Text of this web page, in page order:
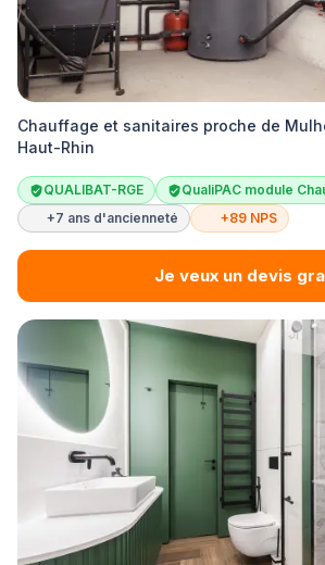
Chauffage et sanitaires proche de
Haut-Rhin
QUALIBAT-RGE
QualiPAC module
+7 ans d'ancienneté
+89 NPS
Je veux un devis